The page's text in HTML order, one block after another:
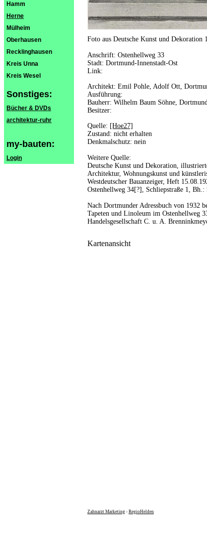
Hamm
Herne
Mülheim
Oberhausen
Recklinghausen
Kreis Unna
Kreis Wesel
Sonstiges:
Bücher & DVDs
architektur-ruhr
my-bauten:
Login
Foto aus Deutsche Kunst und Dekoration
Anschrift: Ostenhellweg 33
Stadt: Dortmund-Innenstadt-Ost
Link:
Architekt: Emil Pohle, Adolf Ott,
Ausführung:
Bauherr: Wilhelm Baum Söhne,
Besitzer:
Quelle: [Hoe27]
Zustand: nicht erhalten
Denkmalschutz: nein
Weitere Quelle:
Deutsche Kunst und Dekoration,
Architektur, Wohnungskunst und
Westdeutscher Bauanzeiger, Heft
Ostenhellweg 34[?], Schliepstraße 1,
Nach Dortmunder Adressbuch von 1932
Tapeten und Linoleum im Ostenhellweg
Handelsgesellschaft C. u. A.
Kartenansicht
Zahnarzt Marketing - RegioHelden